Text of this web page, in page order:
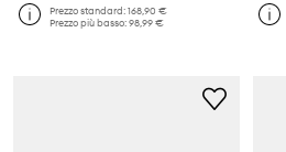
Prezzo standard:168,90 €
Prezzo più basso:98,99 €